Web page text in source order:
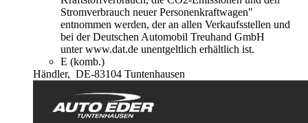
Stromverbrauch neuer Personenkraftwagen"
entnommen werden, der an allen Verkaufsstellen und
bei der Deutschen Automobil Treuhand GmbH
unter www.dat.de unentgeltlich erhältlich ist.
E (komb.)
Händler, DE-83104 Tuntenhausen